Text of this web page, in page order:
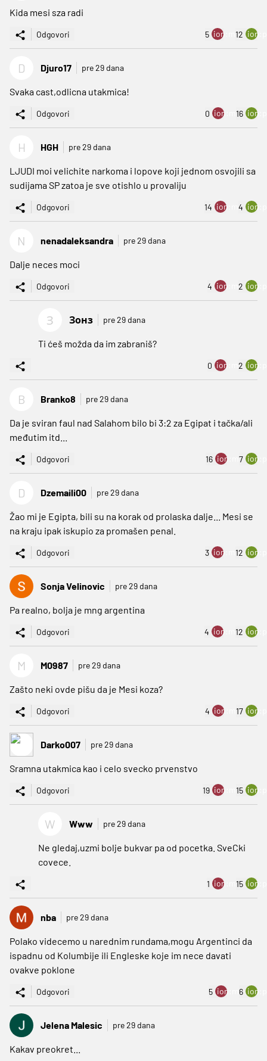
Kida mesi sza radi
Odgovori 5 ion:minus
12
D Djuro17 pre 29 dana
Svaka cast,odlicna utakmica!
Odgovori 0 ion:minus
16
H HGH pre 29 dana
LJUDI moi velichite narkoma i lopove koji jednom osvojili sa
sudijama SP zatoa je sve otishlo u provaliju
Odgovori 14 ion:minus
4
N nenadaleksandra pre 29 dana
Dalje neces moci
Odgovori 4 ion:minus
2
З Зонз pre 29 dana
Ti ćeš možda da im zabraniš?
0 ion:minus
2
B Branko8 pre 29 dana
Da je sviran faul nad Salahom bilo bi 3:2 za Egipat i tačka/ali
međutim itd...
Odgovori 16 ion:minus
7
D Dzemaili00 pre 29 dana
Žao mi je Egipta, bili su na korak od prolaska dalje... Mesi se
na kraju ipak iskupio za promašen penal.
Odgovori 3 ion:minus
12
Sonja Velinovic pre 29 dana
Pa realno, bolja je mng argentina
Odgovori 4 ion:minus
12
M M0987 pre 29 dana
Zašto neki ovde pišu da je Mesi koza?
Odgovori 4 ion:minus
17
Darko007 pre 29 dana
Sramna utakmica kao i celo svecko prvenstvo
Odgovori 19 ion:minus
15
W Www pre 29 dana
Ne gledaj,uzmi bolje bukvar pa od pocetka. SveCki
covece.
1 ion:minus
15
nba pre 29 dana
Polako videcemo u narednim rundama,mogu Argentinci da
ispadnu od Kolumbije ili Engleske koje im nece davati
ovakve poklone
Odgovori 5 ion:minus
6
Jelena Malesic pre 29 dana
Kakav preokret...